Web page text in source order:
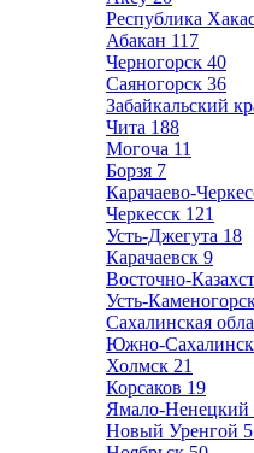
Республика
Абакан 117
Черногорск 40
Саяногорск 36
Забайкальский
Чита 188
Могоча 11
Борзя 7
Карачаево-
Черкесск 121
Усть-Джегута 18
Карачаевск 9
Восточно-
Усть-
Сахалинская
Южно-Сахалинск
Холмск 21
Корсаков 19
Ямало-Ненецкий
Новый Уренгой